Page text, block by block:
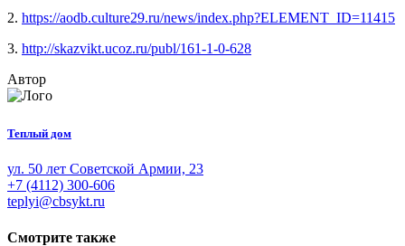
2. https://aodb.culture29.ru/news/index.php?ELEMENT_ID=11415
3. http://skazvikt.ucoz.ru/publ/161-1-0-628
Автор
Теплый дом
ул. 50 лет Советской Армии, 23
+7 (4112) 300-606
teplyi@cbsykt.ru
Смотрите также